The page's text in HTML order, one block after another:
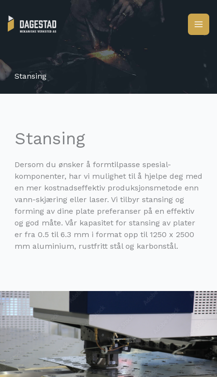
content
Stansing
Stansing
Dersom du ønsker å formtilpasse spesial-
komponenter, har vi mulighet til å hjelpe deg med
en mer kostnadseffektiv produksjonsmetode enn
vann-skjæring eller laser. Vi tilbyr stansing og
forming av dine plate preferanser på en effektiv
og god måte. Vår kapasitet for stansing av plater
er fra 0.5 til 6.3 mm i format opp til 1250 x 2500
mm aluminium, rustfritt stål og karbonstål.